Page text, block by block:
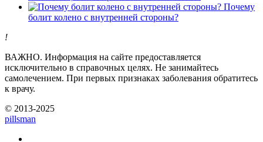
Почему
болит колено с внутренней стороны?
!
ВАЖНО. Информация на сайте предоставляется
исключительно в справочных целях. Не занимайтесь
самолечением. При первых признаках заболевания обратитесь
к врачу.
© 2013-2025
pillsman